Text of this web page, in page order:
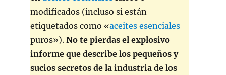
modificados (incluso si están
etiquetados como «aceites esenciales
puros»). No te pierdas el explosivo
informe que describe los pequeños y
sucios secretos de la industria de los